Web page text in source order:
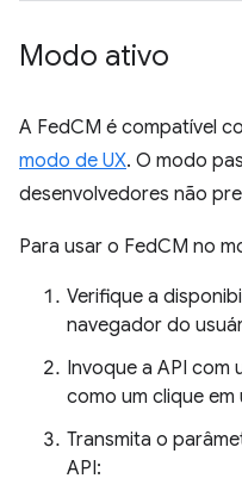
Modo ativo
A FedCM é compatível
modo de UX. O modo
desenvolvedores não
Para usar o FedCM no
Verifique a
navegador do
Invoque a API com
como um clique em
Transmita o
API: